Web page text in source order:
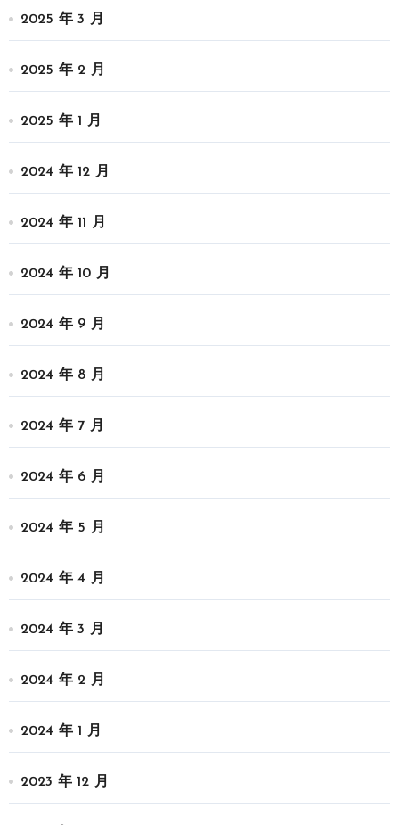
2025 年 3 月
2025 年 2 月
2025 年 1 月
2024 年 12 月
2024 年 11 月
2024 年 10 月
2024 年 9 月
2024 年 8 月
2024 年 7 月
2024 年 6 月
2024 年 5 月
2024 年 4 月
2024 年 3 月
2024 年 2 月
2024 年 1 月
2023 年 12 月